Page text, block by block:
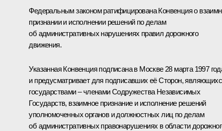
Федеральным законом ратифицирована Конвенция о
признании и исполнении решений по делам
об административных нарушениях правил дорожного
движения.
Указанная Конвенция подписана в Москве 28 марта 1997
и предусматривает для подписавших её Сторон,
государствами – членами Содружества Независимых
Государств, взаимное признание и исполнение решений
уполномоченных органов и должностных лиц по делам
об административных правонарушениях в области